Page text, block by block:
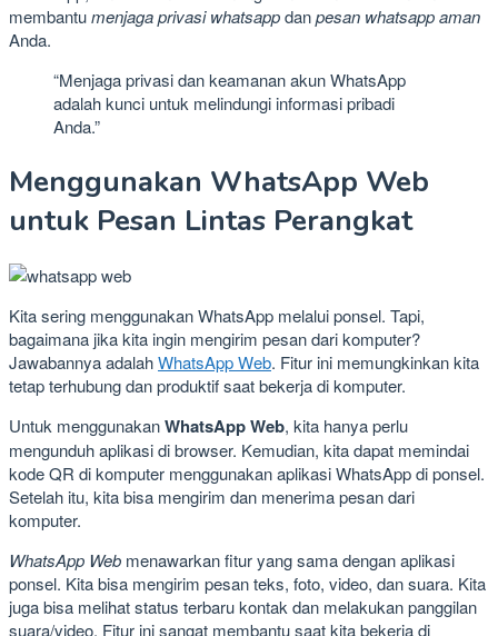
membantumenjaga privasi whatsappdanpesan whatsapp aman
Anda.
“Menjaga privasi dan keamanan akun WhatsApp
adalah kunci untuk melindungi informasi pribadi
Anda.”
Menggunakan WhatsApp Web
untuk Pesan Lintas Perangkat
Kita sering menggunakan WhatsApp melalui ponsel. Tapi,
bagaimana jika kita ingin mengirim pesan dari komputer?
Jawabannya adalahWhatsApp Web. Fitur ini memungkinkan kita
tetap terhubung dan produktif saat bekerja di komputer.
Untuk menggunakanWhatsApp Web, kita hanya perlu
mengunduh aplikasi di browser. Kemudian, kita dapat memindai
kode QR di komputer menggunakan aplikasi WhatsApp di ponsel.
Setelah itu, kita bisa mengirim dan menerima pesan dari
komputer.
WhatsApp Web menawarkan fitur yang sama dengan aplikasi
ponsel. Kita bisa mengirim pesan teks, foto, video, dan suara. Kita
juga bisa melihat status terbaru kontak dan melakukan panggilan
suara/video. Fitur ini sangat membantu saat kita bekerja di